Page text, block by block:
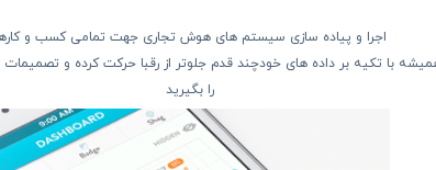
اجرا و پیاده سازی سیستم های هوش تجاری جهت تمامی کسب و
با تکیه بر داده های خودچند قدم جلوتر از رقبا حرکت کرده و تصمیمات
را بگیرید
تبــلت
دسترسی سریع
صفحه ابتدایی سایت
راهنمای ثبت سفارش